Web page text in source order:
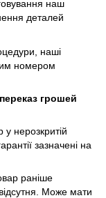
наш
деталей
наші
номером
переказ грошей
нерозкритій
зазначені на
раніше
Може мати